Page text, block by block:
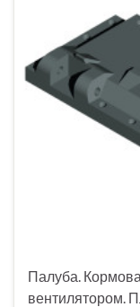
Палуба.
вентилятором.